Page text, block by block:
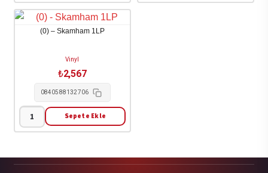
unfa
Girl
1LP
(0) – Skamham 1LP
Vinyl
₺2,567
0840588132706
(0)
1LP
Sepete Ekle